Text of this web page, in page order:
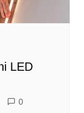
LED
0